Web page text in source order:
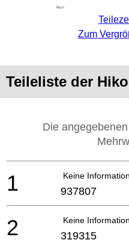
Zum
Teileliste der
Die
Keine
1 937807
Keine
2 319315